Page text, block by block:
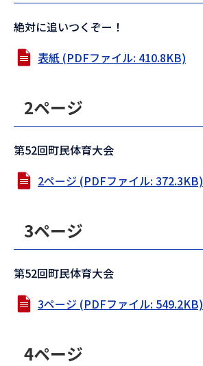
絶対に追いつくぞー！
表紙 (PDFファイル: 410.8KB)
2ページ
第52回町民体育大会
2ページ (PDFファイル: 372.3KB)
3ページ
第52回町民体育大会
3ページ (PDFファイル: 549.2KB)
4ページ